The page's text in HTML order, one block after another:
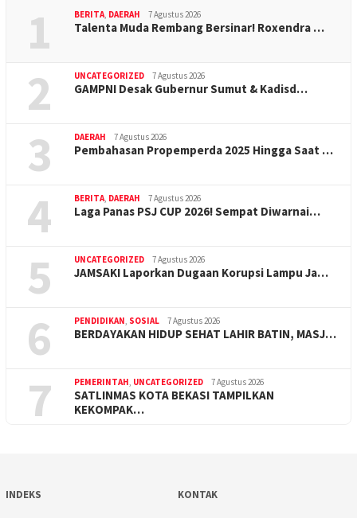
1 BERITA, DAERAH 7 Agustus 2026
Talenta Muda Rembang Bersinar! Roxendra …
2 UNCATEGORIZED 7 Agustus 2026
GAMPNI Desak Gubernur Sumut & Kadisd…
3 DAERAH 7 Agustus 2026
Pembahasan Propemperda 2025 Hingga Saat …
4 BERITA, DAERAH 7 Agustus 2026
Laga Panas PSJ CUP 2026! Sempat Diwarnai…
5 UNCATEGORIZED 7 Agustus 2026
JAMSAKI Laporkan Dugaan Korupsi Lampu Ja…
6 PENDIDIKAN, SOSIAL 7 Agustus 2026
BERDAYAKAN HIDUP SEHAT LAHIR BATIN, MASJ…
7 PEMERINTAH, UNCATEGORIZED 7 Agustus 2026
SATLINMAS KOTA BEKASI TAMPILKAN
KEKOMPAK…
INDEKS KONTAK